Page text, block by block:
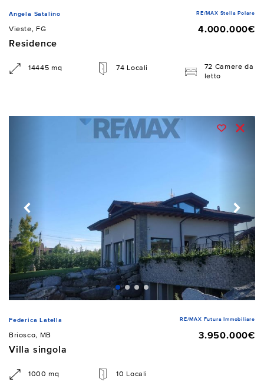
Angela Satalino RE/MAX Stella Polare
Vieste, FG
4.000.000€
Residence
14445 mq 74 Locali
72 Camere da
letto
Federica Latella RE/MAX Futura Immobiliare
Briosco, MB
3.950.000€
Villa singola
1000 mq 10 Locali